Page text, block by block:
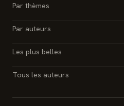
Par thèmes
Par auteurs
Les plus belles
Tous les auteurs